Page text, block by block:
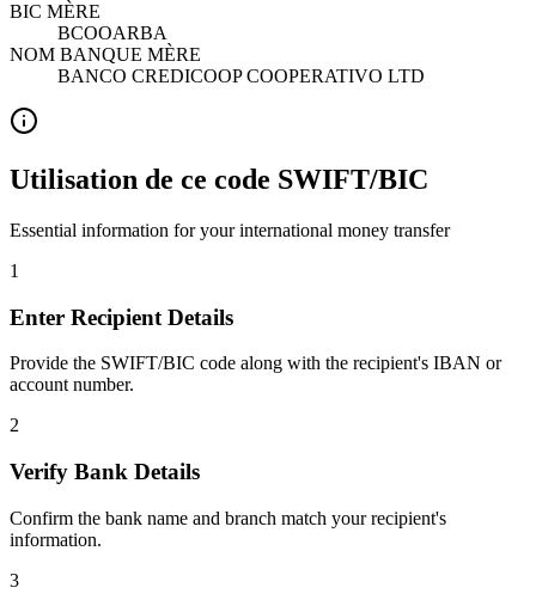
BIC MÈRE
BCOOARBA
NOM BANQUE MÈRE
BANCO CREDICOOP COOPERATIVO LTD
Utilisation de ce code SWIFT/BIC
Essential information for your international money transfer
1
Enter Recipient Details
Provide the SWIFT/BIC code along with the recipient's IBAN or
account number.
2
Verify Bank Details
Confirm the bank name and branch match your recipient's
information.
3